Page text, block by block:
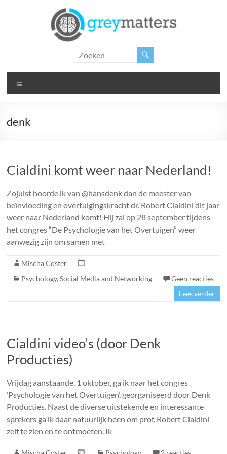
Matters
Insight.
Inspiration.
denk
Cialdini komt weer naar Nederland!
Zojuist hoorde ik van @hansdenk dan de meester van
beïnvloeding en overtuigingskracht dr. Robert Cialdini dit jaar
weer naar Nederland komt! Hij zal op 28 september tijdens
het congres “De Psychologie van het Overtuigen” weer
aanwezig zijn om samen met
Mischa Coster
Psychology,Social Media and Networking
Geen reacties
Lees verder
Cialdini video’s (door Denk
Producties)
Vrijdag aanstaande, 1 oktober, ga ik naar het congres
‘Psychologie van het Overtuigen’, georganiseerd door Denk
Producties. Naast de diverse uitstekende en interessante
sprekers ga ik daar natuurlijk heen om prof. Robert Cialdini
zelf te zien en te ontmoeten. Ik